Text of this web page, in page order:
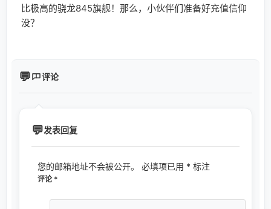
比极高的骁龙845旗舰！那么，小伙伴们准备好充值信仰
没？
评论
发表回复
您的邮箱地址不会被公开。 必填项已用 * 标注
评论 *